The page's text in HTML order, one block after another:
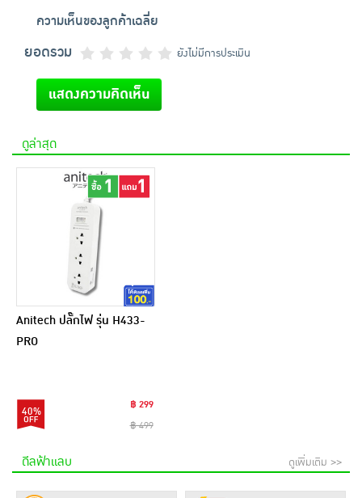
ความเห็นของลูกค้าเฉลี่ย
ยอดรวม ยังไม่มีการประเมิน
แสดงความคิดเห็น
ดูล่าสุด
Anitech ปลั๊กไฟ รุ่น H433-
PRO
40%
฿ 299
฿ 499
ดีลฟ้าแลบ ดูเพิ่มเติม >>